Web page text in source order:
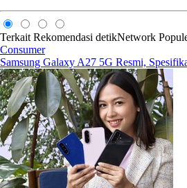
Terkait Rekomendasi detikNetwork
Consumer
Samsung Galaxy A27 5G Resmi,